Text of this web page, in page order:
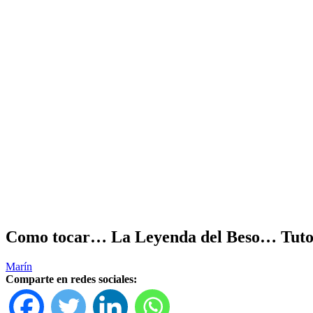
Como tocar… La Leyenda del Beso…
Marín
Comparte en redes sociales: